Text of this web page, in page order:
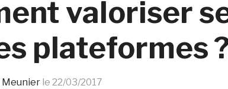
valoriser
plateformes
le 22/03/2017